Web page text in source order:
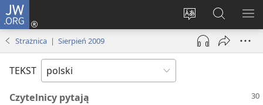
JW.ORG
Wybór
języka
Logowanie
(opens
window)
Szukaj
na
JW.ORG
Strażnica | Sierpień 2009
TEKST
Czytelnicy pytają